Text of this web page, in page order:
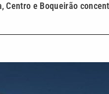
Centro e Boqueirão